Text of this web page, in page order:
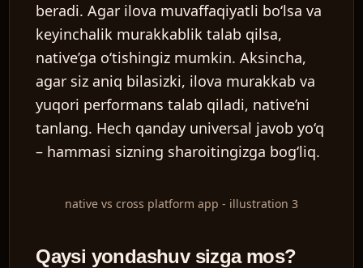
beradi. Agar ilova muvaffaqiyatli bo‘lsa va
keyinchalik murakkablik talab qilsa,
native’ga o‘tishingiz mumkin. Aksincha,
agar siz aniq bilasizki, ilova murakkab va
yuqori performans talab qiladi, native’ni
tanlang. Hech qanday universal javob yo‘q
– hammasi sizning sharoitingizga bog‘liq.
native vs cross platform app - illustration 3
Qaysi yondashuv sizga mos?